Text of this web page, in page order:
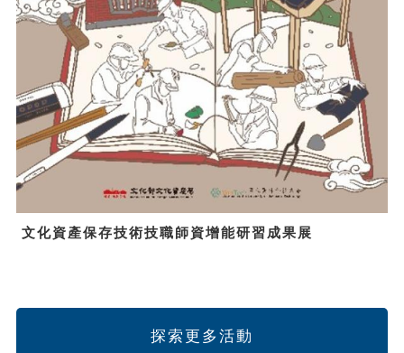
文化資產保存技術技職師資增能研習成果展
探索更多活動